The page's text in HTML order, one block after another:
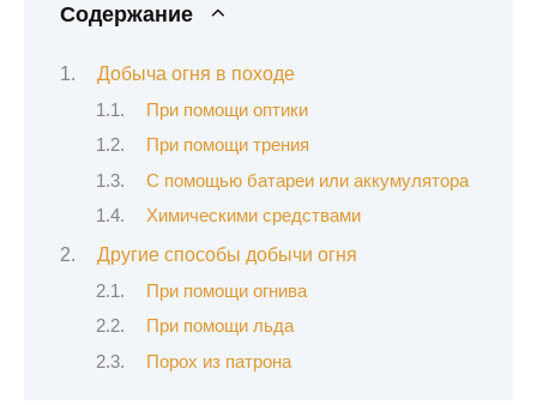
Содержание
Добыча огня в походе
При помощи оптики
При помощи трения
С помощью батареи или аккумулятора
Химическими средствами
Другие способы добычи огня
При помощи огнива
При помощи льда
Порох из патрона